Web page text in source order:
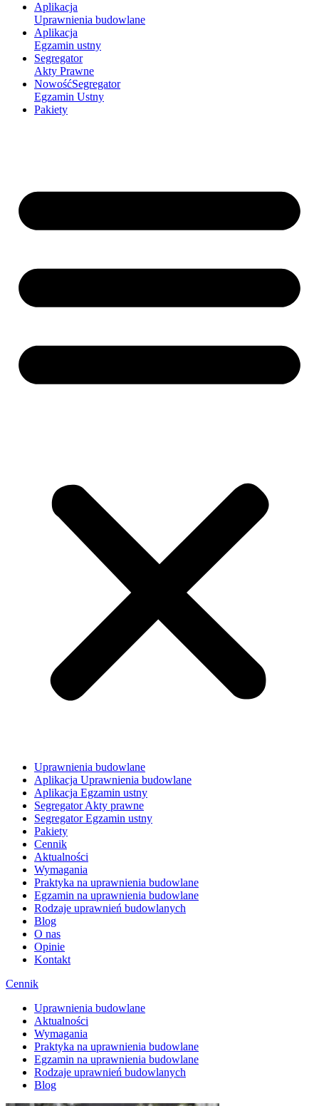
Aplikacja
Uprawnienia budowlane
Aplikacja
Egzamin ustny
Segregator
Akty Prawne
NowośćSegregator
Egzamin Ustny
Pakiety
Uprawnienia budowlane
Aplikacja Uprawnienia budowlane
Aplikacja Egzamin ustny
Segregator Akty prawne
Segregator Egzamin ustny
Pakiety
Cennik
Aktualności
Wymagania
Praktyka na uprawnienia budowlane
Egzamin na uprawnienia budowlane
Rodzaje uprawnień budowlanych
Blog
O nas
Opinie
Kontakt
Cennik
Uprawnienia budowlane
Aktualności
Wymagania
Praktyka na uprawnienia budowlane
Egzamin na uprawnienia budowlane
Rodzaje uprawnień budowlanych
Blog